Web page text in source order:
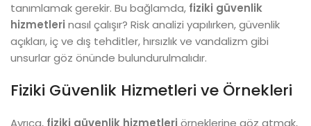
tanımlamak gerekir. Bu bağlamda, fiziki güvenlik
hizmetleri nasıl çalışır? Risk analizi yapılırken, güvenlik
açıkları, iç ve dış tehditler, hırsızlık ve vandalizm gibi
unsurlar göz önünde bulundurulmalıdır.
Fiziki Güvenlik Hizmetleri ve Örnekleri
Ayrıca, fiziki güvenlik hizmetleri örneklerine göz atmak,